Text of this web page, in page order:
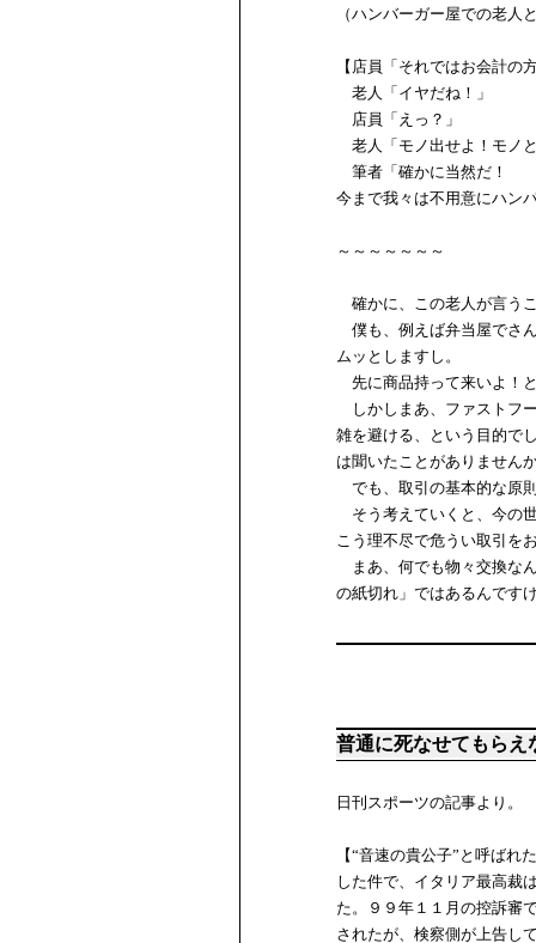
（ハンバーガー屋での老人
【店員「それではお会計の
老人「イヤだね！」
店員「えっ？」
老人「モノ出せよ！モノ
筆者「確かに当然だ！
今まで我々は不用意にハン
～～～～～～～
確かに、この老人が言う
僕も、例えば弁当屋でさ
ムッとしますし。
先に商品持って来いよ！
しかしまあ、ファストフ
雑を避ける、という目的で
は聞いたことがありません
でも、取引の基本的な原
そう考えていくと、今の
こう理不尽で危うい取引を
まあ、何でも物々交換な
の紙切れ」ではあるんです
普通に死なせてもらえ
日刊スポーツの記事より。
【“音速の貴公子”と呼ば
した件で、イタリア最高裁
た。９９年１１月の控訴審
されたが、検察側が上告し